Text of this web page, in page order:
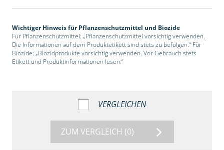
Wichtiger Hinweis für Pflanzenschutzmittel und Biozide
Für Pflanzenschutzmittel: „Pflanzenschutzmittel vorsichtig verwenden.
Die Informationen auf dem Produktetikett sind stets zu befolgen.“ Für
Biozide: „Biozidprodukte vorsichtig verwenden. Vor Gebrauch stets
Etikett und Produktinformationen lesen.“
VERGLEICHEN
ZUM VERGLEICH (0)